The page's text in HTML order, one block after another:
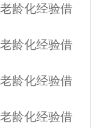
龄化经验借
龄化经验借
龄化经验借
龄化经验借